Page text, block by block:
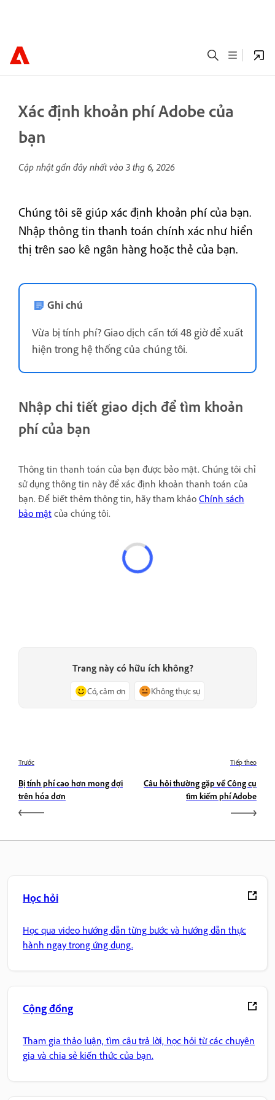
Xác định khoản phí Adobe của
bạn
Cập nhật gần đây nhất vào 3 thg 6, 2026
Chúng tôi sẽ giúp xác định khoản phí của bạn.
Nhập thông tin thanh toán chính xác như hiển
thị trên sao kê ngân hàng hoặc thẻ của bạn.
Ghi chú
Vừa bị tính phí? Giao dịch cần tới 48 giờ để xuất
hiện trong hệ thống của chúng tôi.
Nhập chi tiết giao dịch để tìm khoản
phí của bạn
Thông tin thanh toán của bạn được bảo mật. Chúng tôi chỉ
sử dụng thông tin này để xác định khoản thanh toán của
bạn. Để biết thêm thông tin, hãy tham khảo Chính sách
bảo mật của chúng tôi.
Trang này có hữu ích không?
Có, cảm ơn Không thực sự
Trước
Bị tính phí cao hơn mong đợi
trên hóa đơn
Tiếp theo
Câu hỏi thường gặp về Công cụ
tìm kiếm phí Adobe
Học hỏi
Học qua video hướng dẫn từng bước và hướng dẫn thực
hành ngay trong ứng dụng.
Cộng đồng
Tham gia thảo luận, tìm câu trả lời, học hỏi từ các chuyên
gia và chia sẻ kiến thức của bạn.